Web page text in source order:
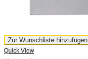
Zur Wunschliste hinzufügen
Quick View